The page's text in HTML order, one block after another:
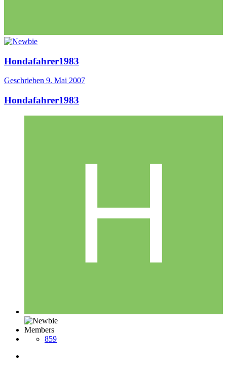
Hondafahrer1983
Geschrieben 9. Mai 2007
Hondafahrer1983
Members
859